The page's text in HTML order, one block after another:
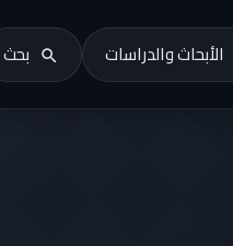
الأبحاث والدراسات بحث